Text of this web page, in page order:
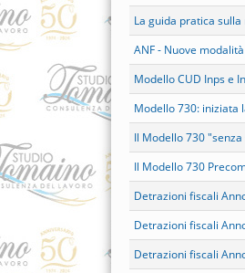
La guida pratica
ANF - Nuove
Modello CUD Inps e
Modello 730: iniziata
Il Modello 730
Il Modello 730
Detrazioni fiscali
Detrazioni fiscali
Detrazioni fiscali